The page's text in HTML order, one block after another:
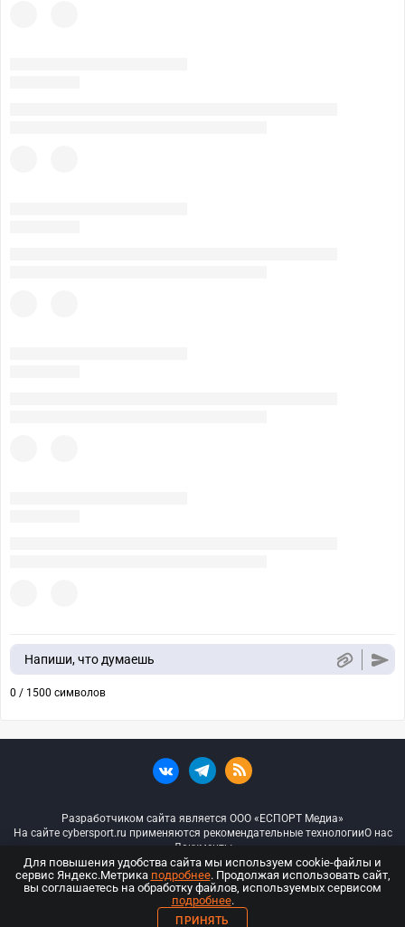
Напиши, что думаешь
0 / 1500 символов
Разработчиком сайта является ООО «ЕСПОРТ Медиа»
На сайте cybersport.ru применяются рекомендательные технологииО нас
Документы
© ООО «Киберспорт.ру» — Все права защищены
18+
Для повышения удобства сайта мы используем cookie-файлы и
сервис Яндекс.Метрика подробнее. Продолжая использовать сайт,
вы соглашаетесь на обработку файлов, используемых сервисом
подробнее.
ПРИНЯТЬ